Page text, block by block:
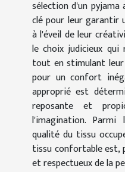
sélection d'un
clé pour leur garantir
à l'éveil de leur
le choix judicieux
tout en stimulant
pour un confort
approprié est
reposante et
l'imagination.
qualité du tissu
tissu confortable est,
et respectueux de la